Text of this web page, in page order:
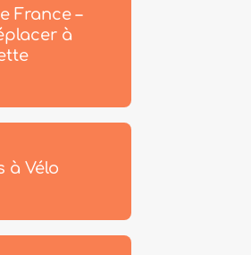
France –
à
à Vélo